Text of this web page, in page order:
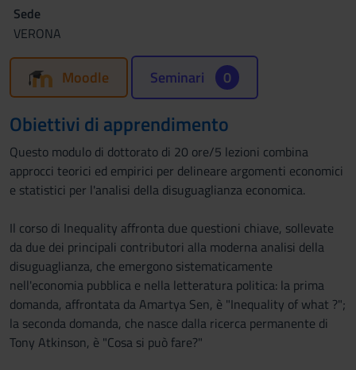
Sede
VERONA
Moodle Seminari 0
Obiettivi di apprendimento
Questo modulo di dottorato di 20 ore/5 lezioni combina
approcci teorici ed empirici per delineare argomenti economici
e statistici per l'analisi della disuguaglianza economica.
Il corso di Inequality affronta due questioni chiave, sollevate
da due dei principali contributori alla moderna analisi della
disuguaglianza, che emergono sistematicamente
nell'economia pubblica e nella letteratura politica: la prima
domanda, affrontata da Amartya Sen, è "Inequality of what ?";
la seconda domanda, che nasce dalla ricerca permanente di
Tony Atkinson, è "Cosa si può fare?"